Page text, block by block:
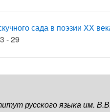
сада в поэзии XX
- 29
русского языка им.